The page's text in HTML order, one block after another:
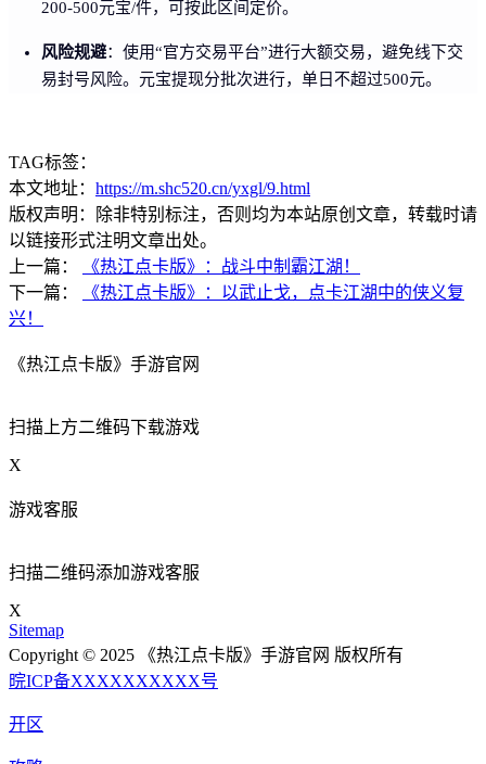
200-500元宝/件，可按此区间定价。
风险规避：使用“官方交易平台”进行大额交易，避免线下交
易封号风险。元宝提现分批次进行，单日不超过500元。
TAG标签：
本文地址： https://m.shc520.cn/yxgl/9.html
版权声明：除非特别标注，否则均为本站原创文章，转载时请
以链接形式注明文章出处。
上一篇：
《热江点卡版》：战斗中制霸江湖！
下一篇：
《热江点卡版》：以武止戈，点卡江湖中的侠义复
兴！
《热江点卡版》手游官网
扫描上方二维码下载游戏
X
游戏客服
扫描二维码添加游戏客服
X
Sitemap
Copyright © 2025 《热江点卡版》手游官网 版权所有
晥ICP备XXXXXXXXXX号
开区